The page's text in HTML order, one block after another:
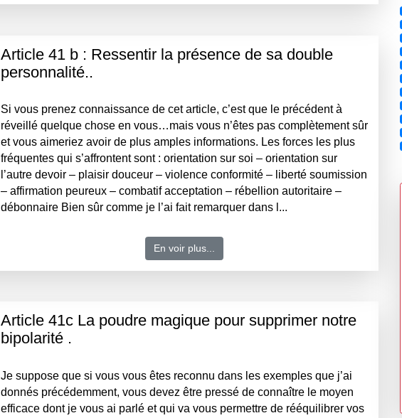
Article 41 b : Ressentir la présence de sa double
personnalité..
Si vous prenez connaissance de cet article, c’est que le précédent à
réveillé quelque chose en vous…mais vous n’êtes pas complètement sûr
et vous aimeriez avoir de plus amples informations. Les forces les plus
fréquentes qui s’affrontent sont : orientation sur soi – orientation sur
l’autre devoir – plaisir douceur – violence conformité – liberté soumission
– affirmation peureux – combatif acceptation – rébellion autoritaire –
débonnaire Bien sûr comme je l’ai fait remarquer dans l...
En voir plus...
Article 41c La poudre magique pour supprimer notre
bipolarité .
Je suppose que si vous vous êtes reconnu dans les exemples que j’ai
donnés précédemment, vous devez être pressé de connaître le moyen
efficace dont je vous ai parlé et qui va vous permettre de rééquilibrer vos